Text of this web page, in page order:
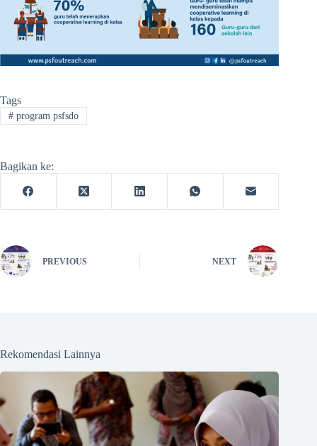
Tags
#program psfsdo
Bagikan ke:
PREVIOUS NEXT
Rekomendasi Lainnya